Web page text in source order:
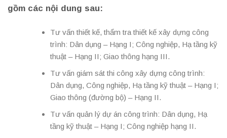
gồm các nội dung sau:
Tư vấn thiết kế, thẩm tra thiết kế xây dựng công
trình: Dân dụng – Hạng I; Công nghiệp, Hạ tầng kỹ
thuật – Hạng II; Giao thông hạng III.
Tư vấn giám sát thi công xây dựng công trình:
Dân dụng, Công nghiệp, Hạ tầng kỹ thuật – Hạng I;
Giao thông (đường bộ) – Hạng II.
Tư vấn quản lý dự án công trình: Dân dụng, Hạ
tầng kỹ thuật – Hạng I; Công nghiệp hạng II.